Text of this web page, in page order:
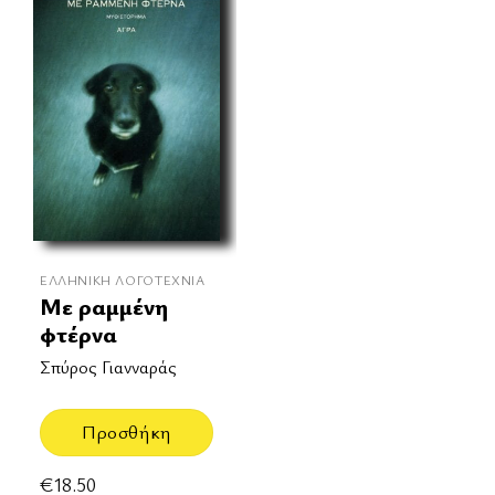
ΕΛΛΗΝΙΚΉ ΛΟΓΟΤΕΧΝΊΑ
Με ραμμένη
φτέρνα
Σπύρος Γιανναράς
Προσθήκη
€18.50